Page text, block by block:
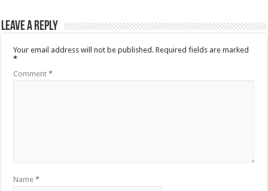
Leave a Reply
Your email address will not be published. Required fields are marked
*
Comment*
Name*